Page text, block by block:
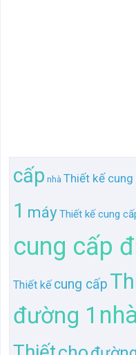
cấp nhà Thiết kế cung
1 máyThiết kế cung
cung cấp
Thiết kế cung cấp
đường 1